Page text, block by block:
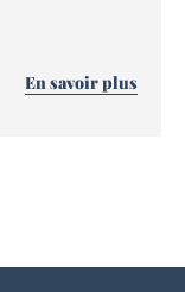
En savoir plus